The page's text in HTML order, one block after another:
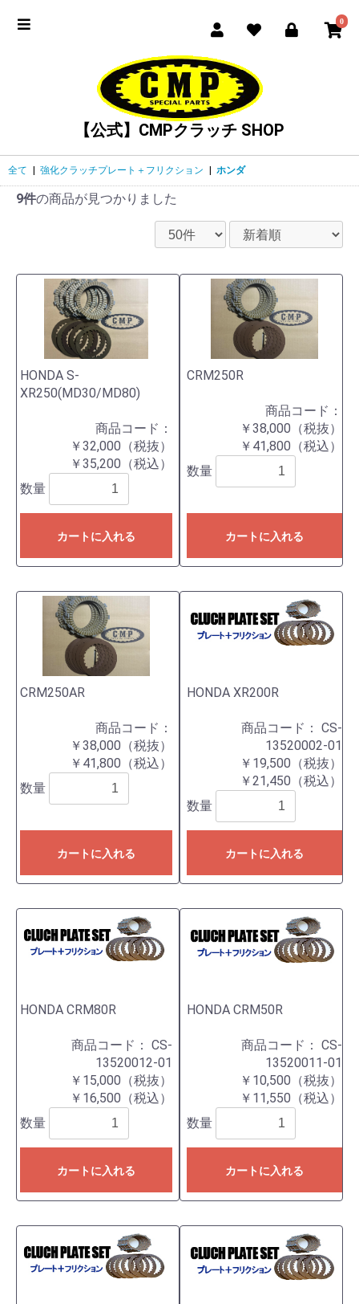
0
【公式】CMPクラッチ SHOP
全て 強化クラッチプレート＋フリクション ホンダ
9件の商品が見つかりました
HONDA S-
XR250(MD30/MD80)
商品コード：
￥32,000（税抜）
￥35,200（税込）
数量
カートに入れる
CRM250R
商品コード：
￥38,000（税抜）
￥41,800（税込）
数量
カートに入れる
CRM250AR
商品コード：
￥38,000（税抜）
￥41,800（税込）
数量
カートに入れる
HONDA XR200R
商品コード： CS-
13520002-01
￥19,500（税抜）
￥21,450（税込）
数量
カートに入れる
HONDA CRM80R
商品コード： CS-
13520012-01
￥15,000（税抜）
￥16,500（税込）
数量
カートに入れる
HONDA CRM50R
商品コード： CS-
13520011-01
￥10,500（税抜）
￥11,550（税込）
数量
カートに入れる